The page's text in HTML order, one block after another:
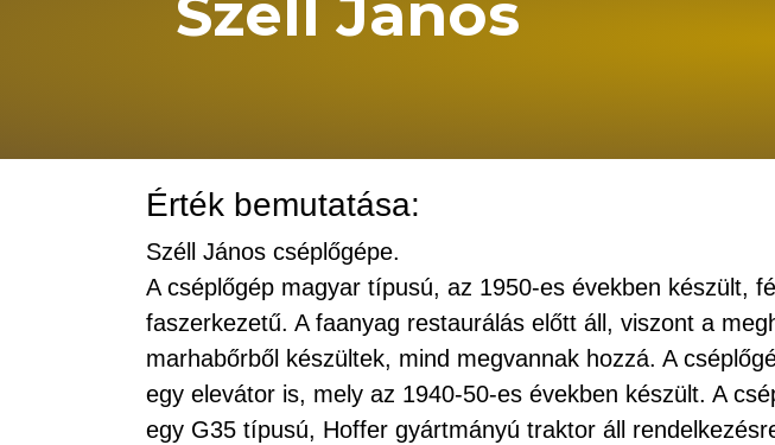
Széll János
Érték bemutatása:
Széll János cséplőgépe.
A cséplőgép magyar típusú, az 1950-es években készült,
faszerkezetű. A faanyag restaurálás előtt áll, viszont a
marhabőrből készültek, mind megvannak hozzá. A
egy elevátor is, mely az 1940-50-es években készült. A
egy G35 típusú, Hoffer gyártmányú traktor áll